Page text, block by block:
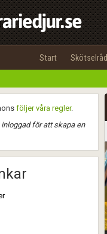
Start Skötselråd
följer våra regler.
inloggad för att skapa en